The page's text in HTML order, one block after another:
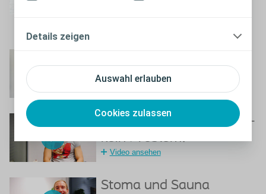
Auswahl erlauben
Cookies zulassen
Details zeigen
Urlaub
Schwimmen und Stoma -
kein Problem!
Video ansehen
Stoma und Sauna